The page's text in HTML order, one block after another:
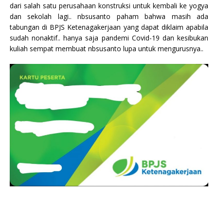
dari salah satu perusahaan konstruksi untuk kembali ke yogya
dan sekolah lagi.. nbsusanto paham bahwa masih ada
tabungan di BPJS Ketenagakerjaan yang dapat diklaim apabila
sudah nonaktif.. hanya saja pandemi Covid-19 dan kesibukan
kuliah sempat membuat nbsusanto lupa untuk mengurusnya..